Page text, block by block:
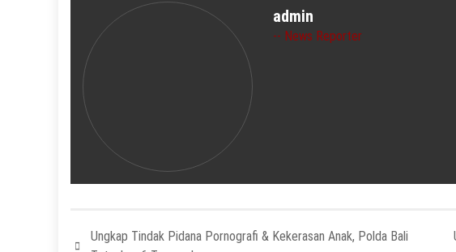
admin
News Reporter
Ungkap Tindak Pidana Pornografi & Kekerasan Anak, Polda Bali